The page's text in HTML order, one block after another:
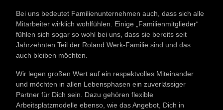
Bei uns bedeutet Familienunternehmen auch, dass sich alle
Mitarbeiter wirklich wohlfühlen. Einige „Familienmitglieder“
fühlen sich sogar so wohl bei uns, dass sie bereits seit
Jahrzehnten Teil der Roland Werk-Familie sind und das
auch bleiben möchten.
Wir legen großen Wert auf ein respektvolles Miteinander
und möchten in allen Lebensphasen ein zuverlässiger
Partner für Dich sein. Dazu gehören flexible
Arbeitsplatzmodelle ebenso, wie das Angebot, Dich in